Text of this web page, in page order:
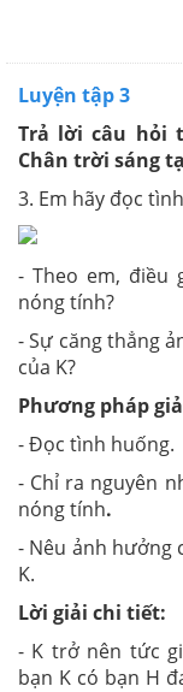
Luyện tập 3
Trả lời câu hỏi
Chân trời sáng
3. Em hãy đọc
- Theo em, điều
nóng tính?
- Sự căng thẳng
của K?
Phương pháp
- Đọc tình huống.
- Chỉ ra nguyên
nóng tính.
- Nêu ảnh hưởng
K.
Lời giải chi tiết:
- K trở nên tức
bạn K có bạn H